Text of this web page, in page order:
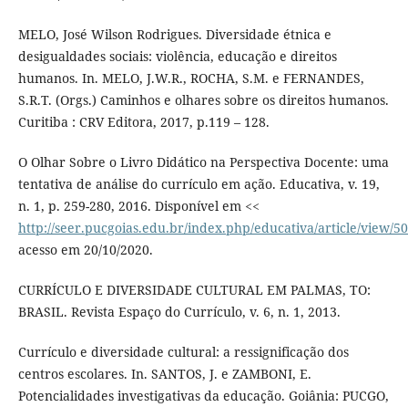
MELO, José Wilson Rodrigues. Diversidade étnica e
desigualdades sociais: violência, educação e direitos
humanos. In. MELO, J.W.R., ROCHA, S.M. e FERNANDES,
S.R.T. (Orgs.) Caminhos e olhares sobre os direitos humanos.
Curitiba : CRV Editora, 2017, p.119 – 128.
O Olhar Sobre o Livro Didático na Perspectiva Docente: uma
tentativa de análise do currículo em ação. Educativa, v. 19,
n. 1, p. 259-280, 2016. Disponível em <<
http://seer.pucgoias.edu.br/index.php/educativa/article/view/
acesso em 20/10/2020.
CURRÍCULO E DIVERSIDADE CULTURAL EM PALMAS, TO:
BRASIL. Revista Espaço do Currículo, v. 6, n. 1, 2013.
Currículo e diversidade cultural: a ressignificação dos
centros escolares. In. SANTOS, J. e ZAMBONI, E.
Potencialidades investigativas da educação. Goiânia: PUCGO,